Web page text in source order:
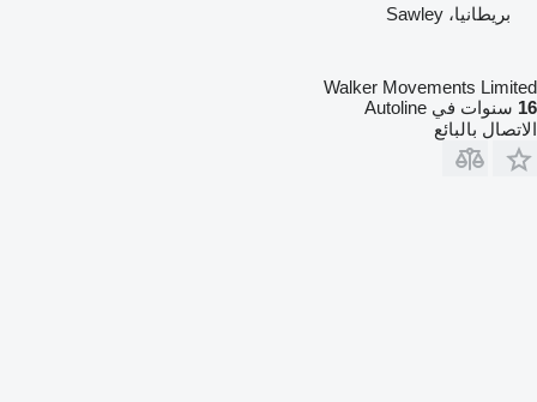
بريطانيا، Sawley
Walker Movements Limited
16 سنوات في Autoline
الاتصال بالبائع